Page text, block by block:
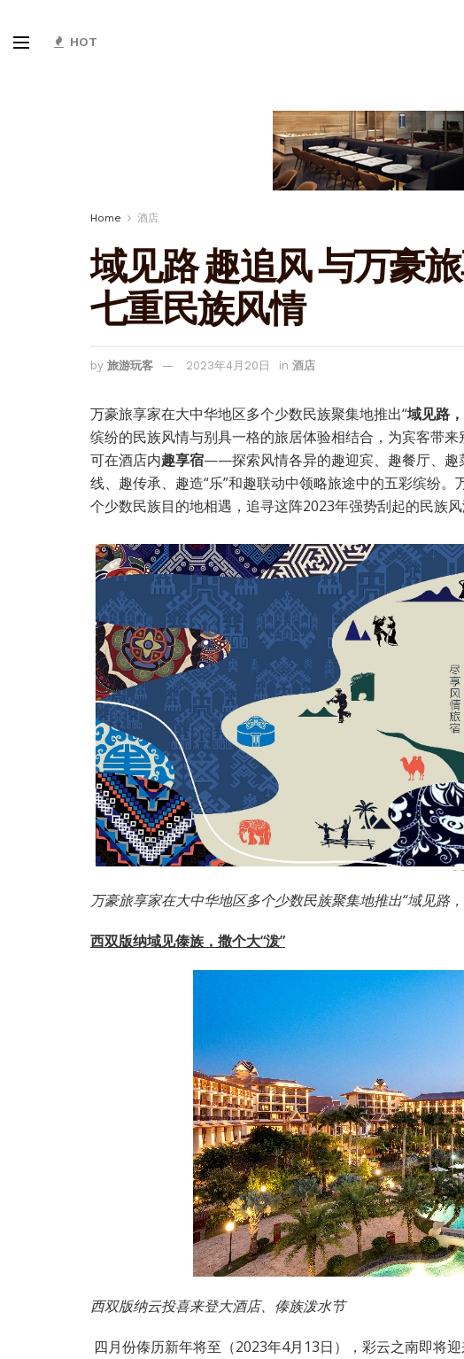
HOT
Home 酒店
域见路 趣追风 与万豪
七重民族风情
by 旅游玩客 2023年4月20日 in 酒店
万豪旅享家在大中华地区多个少数民族聚集地推出“域见路
缤纷的民族风情与别具一格的旅居体验相结合，为宾客带
可在酒店内趣享宿——探索风情各异的趣迎宾、趣餐厅、趣
线、趣传承、趣造“乐”和趣联动中领略旅途中的五彩缤纷
个少数民族目的地相遇，追寻这阵2023年强势刮起的民族风
万豪旅享家在大中华地区多个少数民族聚集地推出“域见路
西双版纳域见傣族，撒个大“泼”
西双版纳云投喜来登大酒店、傣族泼水节
四月份傣历新年将至（2023年4月13日），彩云之南即将